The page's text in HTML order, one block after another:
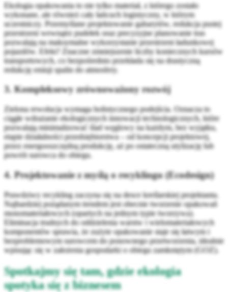
Ekologia opakowania to nie tylko materiał, z którego zostało
wykonane, ale również cały łańcuch logistyczny, w którym
uczestniczy. Przemyślane projektowanie gabarytów, redukcja pustej
przestrzeni wewnątrz pudełek oraz precyzyjne planowanie tras
pozwalają na maksymalne wykorzystanie przestrzeni ładunkowej
pojazdów. Efekt? Znaczne zmniejszenie liczby koniecznych kursów
transportowych, co bezpośrednio przekłada się na drastyczną
redukcję emisji spalin do atmosfery.
3. Kompleksowy zrównoważony rozwój
Zielona rewolucja wymaga holistycznego podejścia. Oznacza to
ciągłe wdrażanie ekologicznych innowacji technologicznych, które
pozwalają minimalizować ślad węglowy na każdym, bez wyjątku,
etapie działalności przedsiębiorstwa – od koncepcji projektowej,
przez energooszczędną produkcję, aż po ostateczną utylizację lub
powrót surowca do obiegu.
4. Projektowanie z myślą o recyklingu (Ecodesign)
Prawdziwy recykling zaczyna się na desce kreślarskiej projektanta.
Najbardziej pożądanym trendem jest obecnie tworzenie opakowań
monomateriałowych (opartych na jednym typie tworzywa).
Eliminacja trudnych do oddzielenia warstw i wielomateriałowych
komponentów sprawia, że zużyte opakowanie staje się łatwym i
bezproblemowym surowcem do ponownego przetworzenia, idealnie
wpisując się w założenia gospodarki o obiegu zamkniętym (GOZ).
Spotkajmy się tam, gdzie ekologia
spotyka się z biznesem